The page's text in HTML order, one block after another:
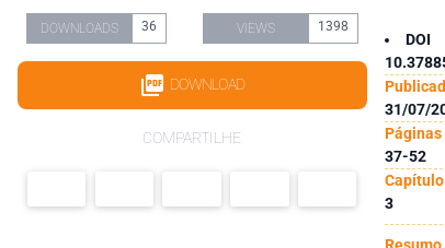
DOWNLOADS 36 VIEWS 1398
DOWNLOAD
COMPARTILHE
DOI
31/07/
Páginas
37-52
Capítulo
3